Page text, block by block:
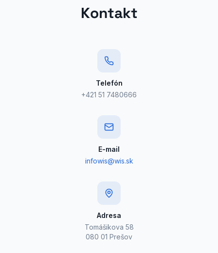
Kontakt
Telefón
+421 51 7480666
E-mail
infowis@wis.sk
Adresa
Tomášikova 58
080 01 Prešov